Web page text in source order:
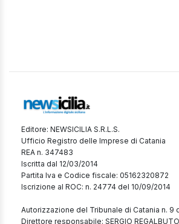
Editore: NEWSICILIA S.R.L.S.
Ufficio Registro delle Imprese di Catania
REA n. 347483
Iscritta dal 12/03/2014
Partita Iva e Codice fiscale: 05162320872
Iscrizione al ROC: n. 24774 del 10/09/2014
Autorizzazione del Tribunale di Catania n. 9
Direttore responsabile: SERGIO REGALBUTO